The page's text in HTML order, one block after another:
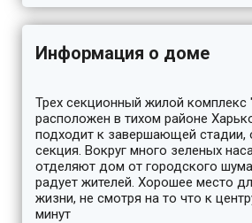
Информация о доме
Трех секционный жилой комплекс
расположен в тихом районе
подходит к завершающей стадии,
секция. Вокруг много зеленых
отделяют дом от городского
радует жителей. Хорошее место
жизни, не смотря на то что к
минут